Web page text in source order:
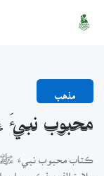
مذهب
محبوب
ڪتاب محبوب نبيءَ ﷺ
حلاوة الفم بذڪر